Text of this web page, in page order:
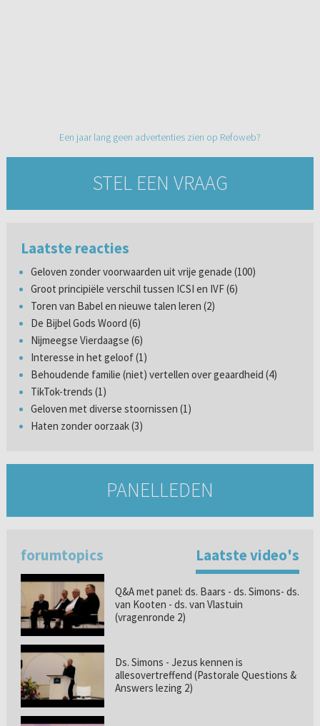
Een jaar lang geen advertenties zien op Refoweb?
STEL EEN VRAAG
Laatste reacties
Geloven zonder voorwaarden uit vrije genade (100)
Groot principiële verschil tussen ICSI en IVF (6)
Toren van Babel en nieuwe talen leren (2)
De Bijbel Gods Woord (6)
Nijmeegse Vierdaagse (6)
Interesse in het geloof (1)
Behoudende familie (niet) vertellen over geaardheid (4)
TikTok-trends (1)
Geloven met diverse stoornissen (1)
Haten zonder oorzaak (3)
PANELLEDEN
forumtopics Laatste video's
Q&A met panel: ds. Baars - ds. Simons- ds.
van Kooten - ds. van Vlastuin
(vragenronde 2)
Ds. Simons - Jezus kennen is
allesovertreffend (Pastorale Questions &
Answers lezing 2)